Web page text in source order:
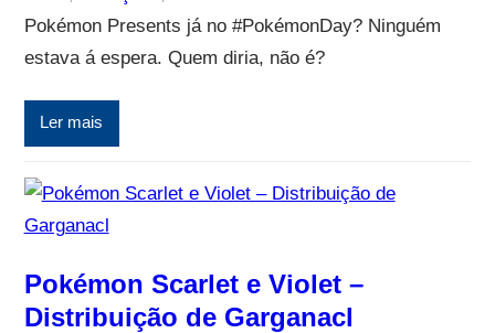
Pokémon Presents já no #PokémonDay? Ninguém
estava á espera. Quem diria, não é?
Ler mais
Pokémon Scarlet e Violet –
Distribuição de Garganacl